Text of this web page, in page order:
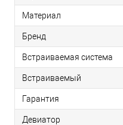
Материал
Бренд
Встраиваемая система
Встраиваемый
Гарантия
Девиатор